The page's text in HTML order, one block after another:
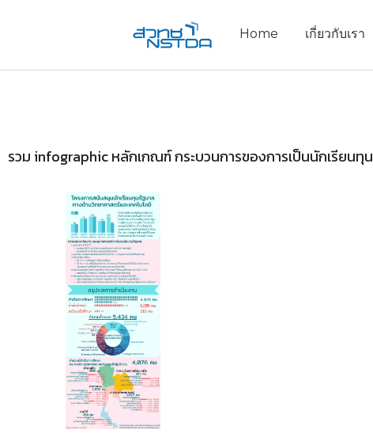
Home เกี่ยวกับเรา
รวม infographic หลักเกณฑ์ กระบวนการของการเป็นนักเรียนทุน